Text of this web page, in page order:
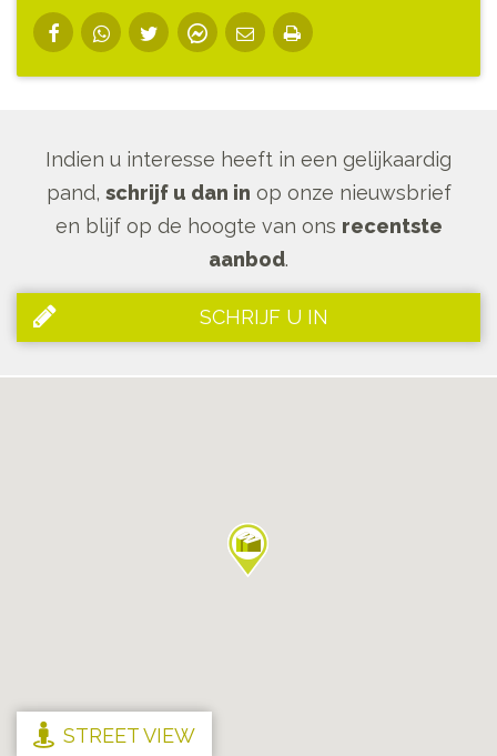
Indien u interesse heeft in een gelijkaardig
pand, schrijf u dan in op onze nieuwsbrief
en blijf op de hoogte van ons recentste
aanbod.
SCHRIJF U IN
STREET VIEW